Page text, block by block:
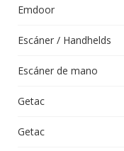
Emdoor
Escáner / Handhelds
Escáner de mano
Getac
Getac